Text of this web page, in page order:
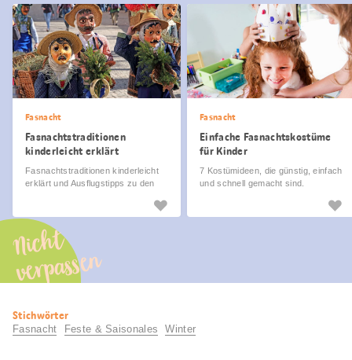
Fasnacht
Fasnachtstraditionen
kinderleicht erklärt
Fasnachtstraditionen kinderleicht
erklärt und Ausflugstipps zu den
Fasnacht
Einfache Fasnachtskostüme
für Kinder
7 Kostümideen, die günstig, einfach
und schnell gemacht sind.
Nicht
verpassen
Nützliche
Informationen
Stichwörter
Fasnacht Feste & Saisonales Winter